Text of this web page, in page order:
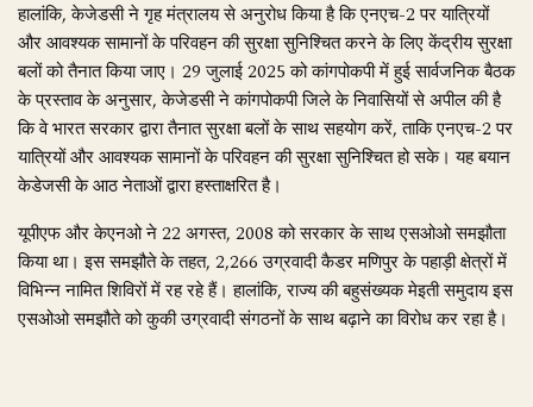
हालांकि, केजेडसी ने गृह मंत्रालय से अनुरोध किया है कि एनएच-2 पर यात्रियों
और आवश्यक सामानों के परिवहन की सुरक्षा सुनिश्चित करने के लिए केंद्रीय सुरक्षा
बलों को तैनात किया जाए। 29 जुलाई 2025 को कांगपोकपी में हुई सार्वजनिक बैठक
के प्रस्ताव के अनुसार, केजेडसी ने कांगपोकपी जिले के निवासियों से अपील की है
कि वे भारत सरकार द्वारा तैनात सुरक्षा बलों के साथ सहयोग करें, ताकि एनएच-2 पर
यात्रियों और आवश्यक सामानों के परिवहन की सुरक्षा सुनिश्चित हो सके। यह बयान
केडेजसी के आठ नेताओं द्वारा हस्ताक्षरित है।
यूपीएफ और केएनओ ने 22 अगस्त, 2008 को सरकार के साथ एसओओ समझौता
किया था। इस समझौते के तहत, 2,266 उग्रवादी कैडर मणिपुर के पहाड़ी क्षेत्रों में
विभिन्न नामित शिविरों में रह रहे हैं। हालांकि, राज्य की बहुसंख्यक मेइती समुदाय इस
एसओओ समझौते को कुकी उग्रवादी संगठनों के साथ बढ़ाने का विरोध कर रहा है।